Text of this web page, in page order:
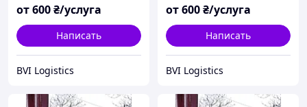
от600₴/услуга
Написать
BVI Logistics
от600₴/услуга
Написать
BVI Logistics